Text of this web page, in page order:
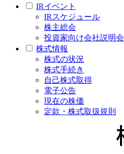
IRイベント
IRスケジュール
株主総会
投資家向け会社説明会
株式情報
株式の状況
株式手続き
自己株式取得
電子公告
現在の株価
定款・株式取扱規則